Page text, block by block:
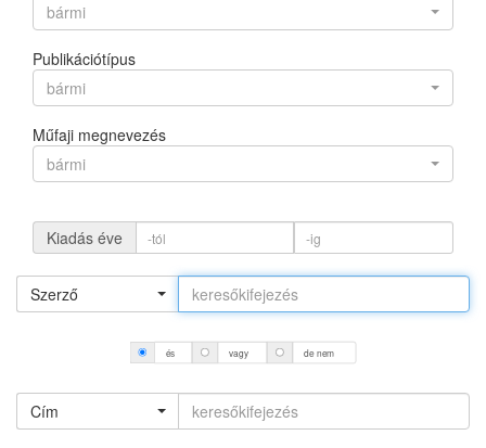
bármi
Publikációtípus
bármi
Műfaji megnevezés
bármi
Kiadás éve
Szerző
és vagy de nem
Cím